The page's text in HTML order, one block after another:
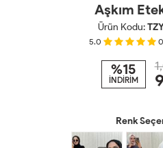
Aşkım
Ürün Kodu:
5.0 0
%15
İNDİRİM
Renk